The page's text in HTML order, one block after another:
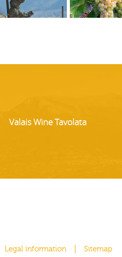
Valais Wine Tavolata
Legal information Sitemap